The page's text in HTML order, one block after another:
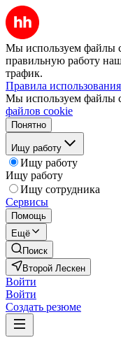
Мы используем файлы
правильную работу
трафик.
Правила
Мы используем файлы
файлов cookie
Понятно
Ищу работу
Ищу работу
Ищу работу
Ищу сотрудника
Сервисы
Помощь
Ещё
Поиск
Второй Лескен
Войти
Войти
Создать резюме